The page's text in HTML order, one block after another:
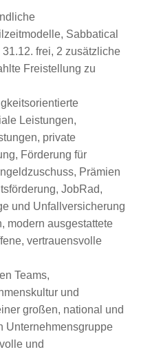
Sabbatical
frei, 2 zusätzliche
Freistellung zu
Leistungen,
private
Förderung für
Prämien
JobRad,
und Unfallversicherung
modern ausgestattete
vertrauensvolle
Teams,
und
großen, national und
Unternehmensgruppe
und